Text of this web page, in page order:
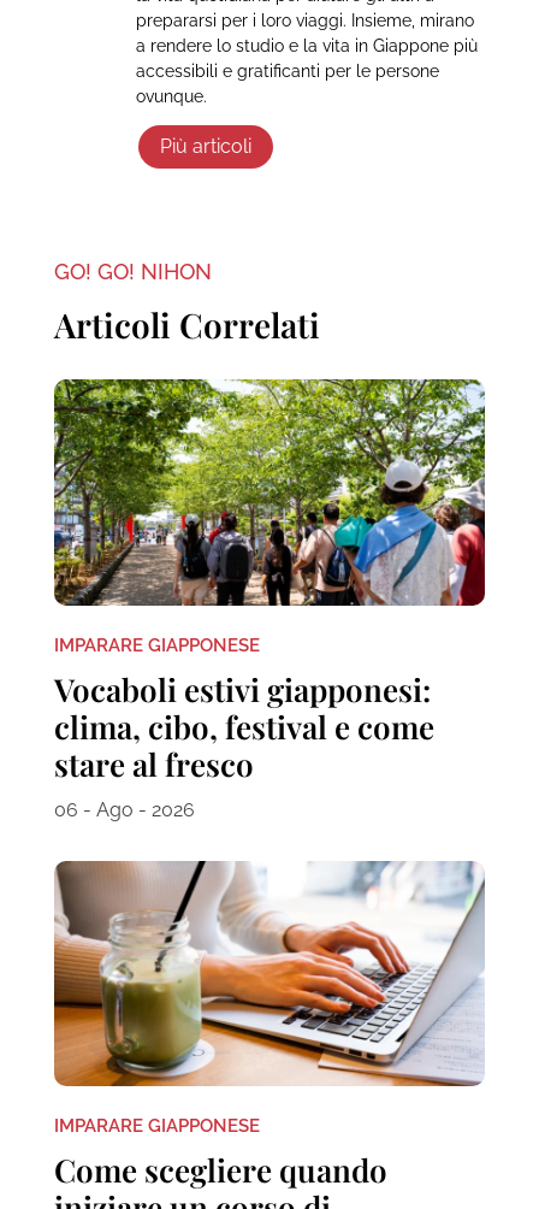
prepararsi per i loro viaggi. Insieme, mirano
a rendere lo studio e la vita in Giappone più
accessibili e gratificanti per le persone
ovunque.
Più articoli
GO! GO! NIHON
Articoli Correlati
IMPARARE GIAPPONESE
Vocaboli estivi giapponesi:
clima, cibo, festival e come
stare al fresco
06 - Ago - 2026
IMPARARE GIAPPONESE
Come scegliere quando